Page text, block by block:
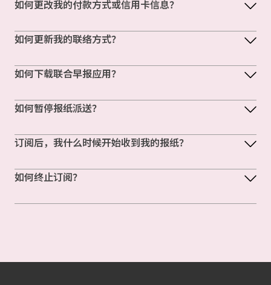
如何更改我的付款方式或信用卡信息？
如何更新我的联络方式？
如何下载联合早报应用？
如何暂停报纸派送？
订阅后，我什么时候开始收到我的报纸？
如何终止订阅？